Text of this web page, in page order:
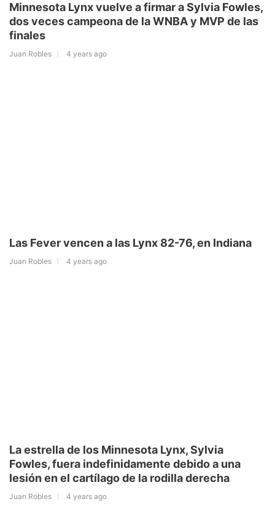
Minnesota Lynx vuelve a firmar a Sylvia Fowles,
dos veces campeona de la WNBA y MVP de las
finales
Juan Robles 4 years ago
Las Fever vencen a las Lynx 82-76, en Indiana
Juan Robles 4 years ago
La estrella de los Minnesota Lynx, Sylvia
Fowles, fuera indefinidamente debido a una
lesión en el cartílago de la rodilla derecha
Juan Robles 4 years ago